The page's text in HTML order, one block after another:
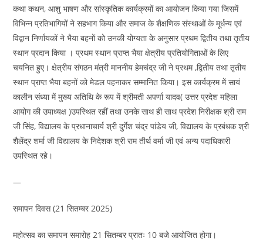
कथा कथन, आशु भाषण और सांस्कृतिक कार्यक्रमों का आयोजन किया गया जिसमें
विभिन्न प्रतिभागियों ने सहभाग किया और समाज के शैक्षणिक संस्थाओं के मूर्धन्य एवं
विद्वान निर्णायकों ने भैया बहनों को उनकी योग्यता के अनुसार प्रथम द्वितीय तथा तृतीय
स्थान प्रदान किया । प्रथम स्थान प्राप्त भैया क्षेत्रीय प्रतियोगिताओं के लिए
चयनित हुए। क्षेत्रीय संगठन मंत्री माननीय हेमचंद्र जी ने प्रथम ,द्वितीय तथा तृतीय
स्थान प्राप्त भैया बहनों को मेडल पहनाकर सम्मानित किया। इस कार्यक्रम में सायं
कालीन संध्या में मुख्य अतिथि के रूप में श्रीमती अपर्णा यादव( उत्तर प्रदेश महिला
आयोग की उपाध्यक्ष )उपस्थित रहीं तथा उनके साथ ही साथ प्रदेश निरीक्षक श्री राम
जी सिंह, विद्यालय के प्रधानाचार्य श्री दुर्गेश चंद्र पांडेय जी, विद्यालय के प्रबंधक श्री
शैलेंद्र शर्मा जी विद्यालय के निदेशक श्री राम तीर्थ वर्मा जी एवं अन्य पदाधिकारी
उपस्थित रहे।
—
समापन दिवस (21 सितम्बर 2025)
महोत्सव का समापन समारोह 21 सितम्बर प्रातः 10 बजे आयोजित होगा।